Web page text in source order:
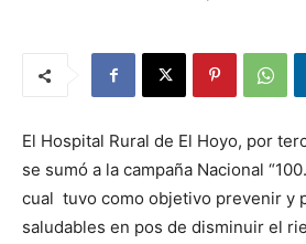
El Hospital Rural de El Hoyo, por
se sumó a la campaña Nacional
cual tuvo como objetivo prevenir y
saludables en pos de disminuir el